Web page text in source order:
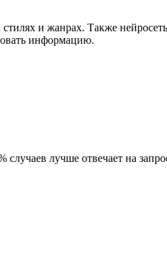
и жанрах. Также
информацию.
лучше отвечает на